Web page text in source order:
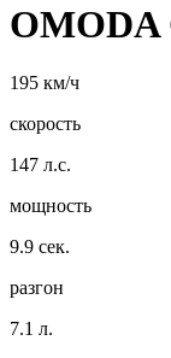
OMODA
195 км/ч
скорость
147 л.с.
мощность
9.9 сек.
разгон
7.1 л.